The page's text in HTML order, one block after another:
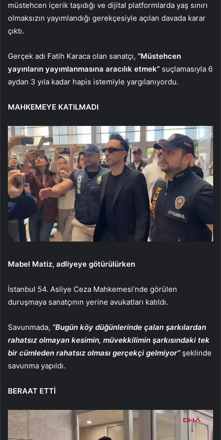
müstehcen içerik taşıdığı ve dijital platformlarda yaş sınırı
olmaksızın yayımlandığı gerekçesiyle açılan davada karar
çıktı.
Gerçek adı Fatih Karaca olan sanatçı, “Müstehcen
yayınların yayımlanmasına aracılık etmek” suçlamasıyla 6
aydan 3 yıla kadar hapis istemiyle yargılanıyordu.
MAHKEMEYE KATILMADI
Mabel Matiz, adliyeye götürülürken
İstanbul 54. Asliye Ceza Mahkemesi’nde görülen
duruşmaya sanatçının yerine avukatları katıldı.
Savunmada, “Bugün köy düğünlerinde çalan şarkılardan
rahatsız olmayan kesimin, müvekkilimin şarkısındaki tek
bir cümleden rahatsız olması gerçekçi gelmiyor” şeklinde
savunma yapıldı.
BERAAT ETTİ